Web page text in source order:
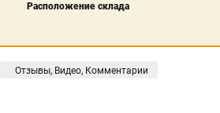
Расположение склада
Отзывы, Видео, Комментарии